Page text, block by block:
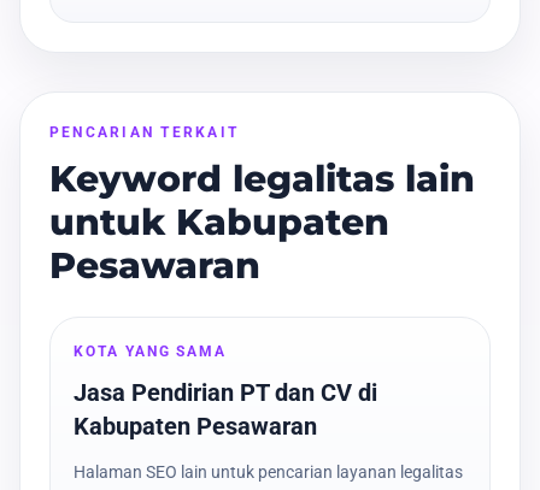
PENCARIAN TERKAIT
Keyword legalitas lain
untuk Kabupaten
Pesawaran
KOTA YANG SAMA
Jasa Pendirian PT dan CV di
Kabupaten Pesawaran
Halaman SEO lain untuk pencarian layanan legalitas